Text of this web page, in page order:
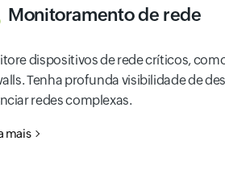
Monitoramento de rede
dispositivos de rede críticos,
Tenha profunda visibilidade de
redes complexas.
mais